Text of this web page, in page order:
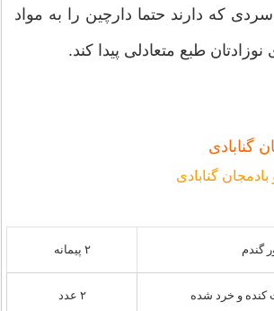
که دارند حتما دارچین را به مواد
نوزادتان طبع متعادلی پیدا کند.
گنابادی
بادمجان گنابادی
گندم ۲ پیمانه
کنده و خرد شده ۲ عدد